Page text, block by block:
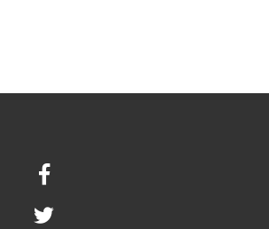
Facebook
Twitter